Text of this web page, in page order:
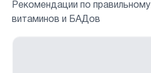
Рекомендации по
витаминов и БАДов